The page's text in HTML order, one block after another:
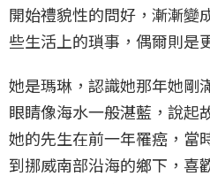
開始禮貌性的問好，漸漸變
些生活上的瑣事，偶爾則是
她是瑪琳，認識她那年她剛
眼睛像海水一般湛藍，說起
她的先生在前一年罹癌，當
到挪威南部沿海的鄉下，喜